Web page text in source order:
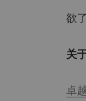
欲
关
卓